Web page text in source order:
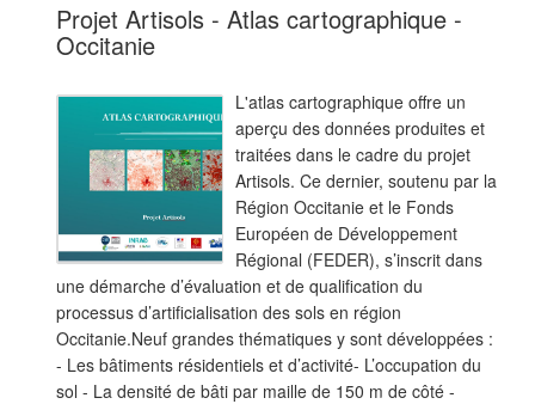
Projet Artisols - Atlas cartographique -
Occitanie
L'atlas cartographique offre un
aperçu des données produites et
traitées dans le cadre du projet
Artisols. Ce dernier, soutenu par la
Région Occitanie et le Fonds
Européen de Développement
Régional (FEDER), s’inscrit dans
une démarche d’évaluation et de qualification du
processus d’artificialisation des sols en région
Occitanie.Neuf grandes thématiques y sont développées :
- Les bâtiments résidentiels et d’activité- L’occupation du
sol - La densité de bâti par maille de 150 m de côté -